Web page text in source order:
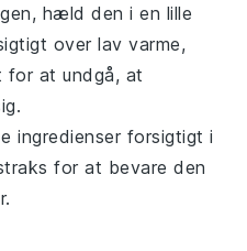
hæld den i en lille
over lav varme,
for at undgå, at
ingredienser forsigtigt i
for at bevare den